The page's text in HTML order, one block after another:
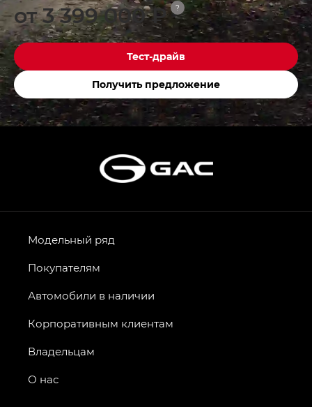
от 3 399 000 ₽ ?
Тест-драйв
Получить предложение
Модельный ряд
Покупателям
Автомобили в наличии
Корпоративным клиентам
Владельцам
О нас